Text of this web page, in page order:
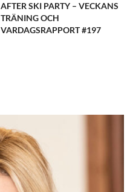
AFTER SKI PARTY – VECKANS
TRÄNING OCH
VARDAGSRAPPORT #197